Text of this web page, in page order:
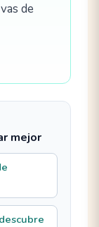
de
mejor